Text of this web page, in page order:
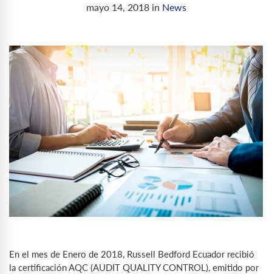
mayo 14, 2018in News
En el mes de Enero de 2018, Russell Bedford Ecuador recibió
la certificación AQC (AUDIT QUALITY CONTROL), emitido por